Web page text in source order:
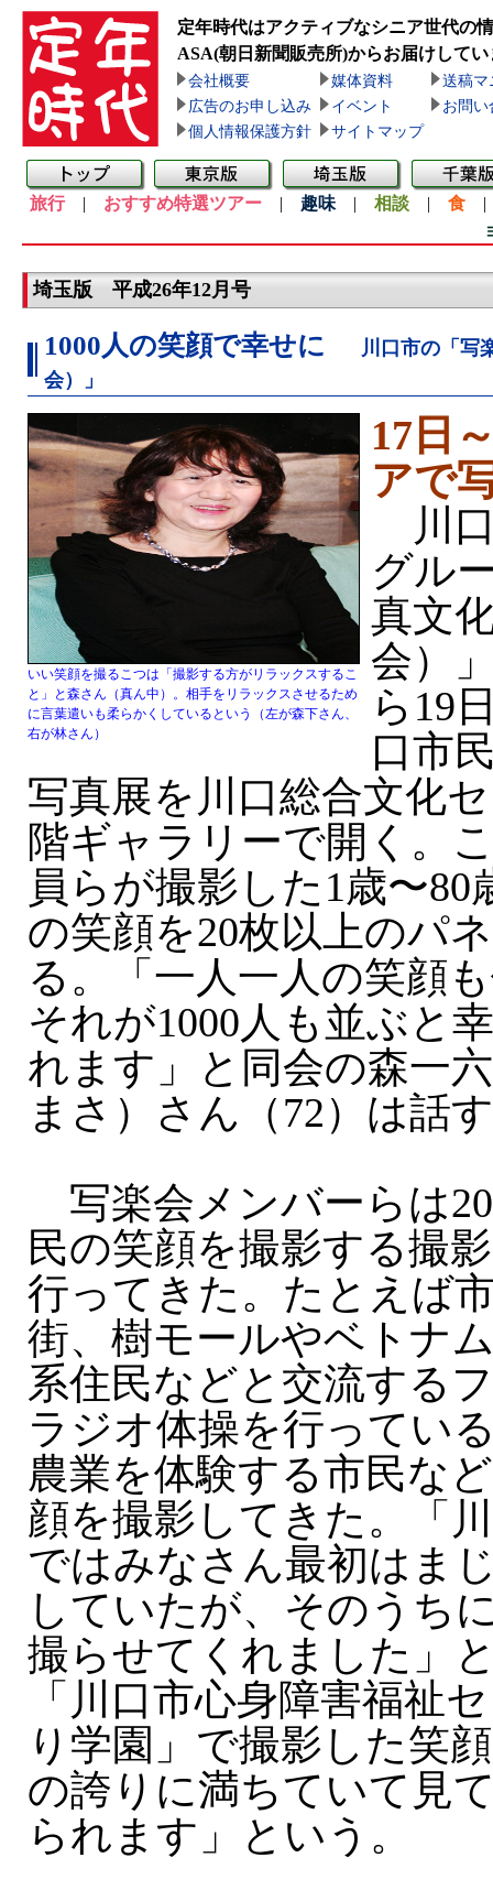
定年時代はアクティブなシニア世代の
ASA(朝日新聞販売所)からお届けしてい
会社概要 媒体資料
送稿マ
広告のお申し込み
イベント
お問い
個人情報保護方針
サイトマップ
旅行| おすすめ特選ツアー | 趣味 | 相談 | 食
埼玉版 平成26年12月号
1000人の笑顔で幸せに
川口市の「写
会）」
いい笑顔を撮るこつは「撮影する方がリラックスするこ
と」と森さん（真ん中）。相手をリラックスさせるため
に言葉遣いも柔らかくしているという（左が森下さん、
右が林さん）
17日
アで
川口
グル
真文
会）
ら19
口市
写真展を川口総合文化
階ギャラリーで開く。
員らが撮影した1歳〜80
の笑顔を20枚以上のパ
る。「一人一人の笑顔
それが1000人も並ぶと
れます」と同会の森一
まさ）さん（72）は話
写楽会メンバーらは
民の笑顔を撮影する撮
行ってきた。たとえば
街、樹モールやベトナ
系住民などと交流する
ラジオ体操を行ってい
農業を体験する市民な
顔を撮影してきた。「
ではみなさん最初はま
していたが、そのうち
撮らせてくれました」
「川口市心身障害福祉
り学園」で撮影した笑
の誇りに満ちていて見
られます」という。